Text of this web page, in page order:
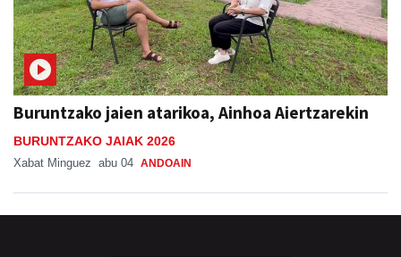
Buruntzako jaien atarikoa, Ainhoa Aiertzarekin
BURUNTZAKO JAIAK 2026
Xabat Minguez abu 04 ANDOAIN